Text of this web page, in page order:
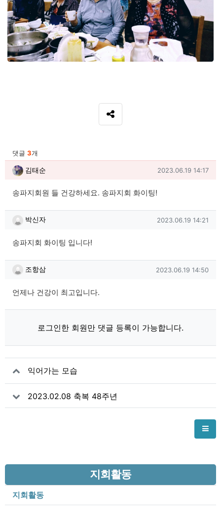
SNS 공유
댓글 3개
김태순님의 댓글
김태순 작성일
2023.06.19 14:17
송파지회원 들 건강하세요. 송파지회 화이팅!
박신자님의 댓글
박신자 작성일
2023.06.19 14:21
송파지회 화이팅 입니다!
조항삼님의 댓글
조항삼 작성일
2023.06.19 14:50
언제나 건강이 최고입니다.
로그인한 회원만 댓글 등록이 가능합니다.
익어가는 모습
2023.02.08 축복 48주년
지회활동
지회활동